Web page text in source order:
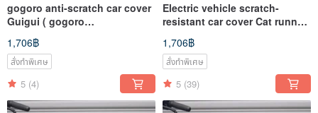
gogoro anti-scratch car cover
Guigui ( gogoro
2/3/viva/Ai1/UR1/eReady )
1,706฿
สั่งทำพิเศษ
5 (4)
Electric vehicle scratch-
resistant car cover Cat runnn (
gogoro
2/3/viva/Ai1/UR1/eReady )
1,706฿
สั่งทำพิเศษ
5 (39)